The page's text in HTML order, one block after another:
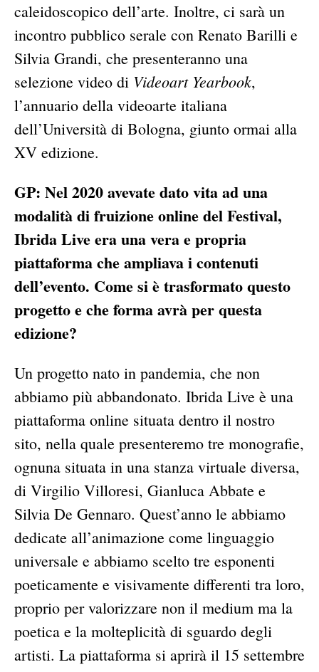
caleidoscopico dell’arte. Inoltre, ci sarà un
incontro pubblico serale con Renato Barilli e
Silvia Grandi, che presenteranno una
selezione video di Videoart Yearbook,
l’annuario della videoarte italiana
dell’Università di Bologna, giunto ormai alla
XV edizione.
GP: Nel 2020 avevate dato vita ad una
modalità di fruizione online del Festival,
Ibrida Live era una vera e propria
piattaforma che ampliava i contenuti
dell’evento. Come si è trasformato questo
progetto e che forma avrà per questa
edizione?
Un progetto nato in pandemia, che non
abbiamo più abbandonato. Ibrida Live è una
piattaforma online situata dentro il nostro
sito, nella quale presenteremo tre monografie,
ognuna situata in una stanza virtuale diversa,
di Virgilio Villoresi, Gianluca Abbate e
Silvia De Gennaro. Quest’anno le abbiamo
dedicate all’animazione come linguaggio
universale e abbiamo scelto tre esponenti
poeticamente e visivamente differenti tra loro,
proprio per valorizzare non il medium ma la
poetica e la molteplicità di sguardo degli
artisti. La piattaforma si aprirà il 15 settembre